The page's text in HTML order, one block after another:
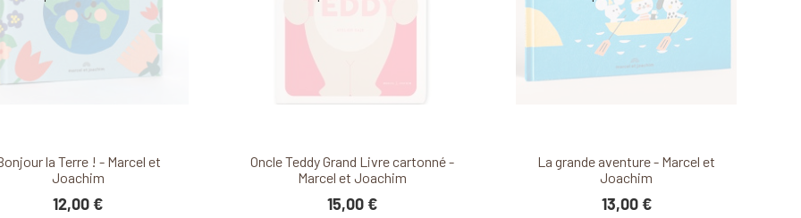
la Terre ! - Marcel et
Joachim
12,00 €
Oncle Teddy Grand Livre cartonné -
Marcel et Joachim
15,00 €
La grande aventure - Marcel et
Joachim
13,00 €